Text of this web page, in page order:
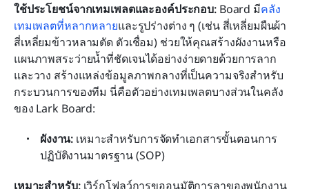
ใช้ประโยชน์จากเทมเพลตและองค์ประกอบ: Board มีคลัง
เทมเพลตที่หลากหลายและรูปร่างต่าง ๆ (เช่น สี่เหลี่ยมผืนผ้า
สี่เหลี่ยมข้าวหลามตัด ตัวเชื่อม) ช่วยให้คุณสร้างผังงานหรือ
แผนภาพสระว่ายน้ำที่ชัดเจนได้อย่างง่ายดายด้วยการลาก
และวาง สร้างแหล่งข้อมูลภาพกลางที่เป็นความจริงสำหรับ
กระบวนการของทีม นี่คือตัวอย่างเทมเพลตบางส่วนในคลัง
ของ Lark Board:
ผังงาน: เหมาะสำหรับการจัดทำเอกสารขั้นตอนการ
ปฏิบัติงานมาตรฐาน (SOP)
เหมาะสำหรับ: เวิร์กโฟลว์การขออนุมัติการลาของพนักงาน